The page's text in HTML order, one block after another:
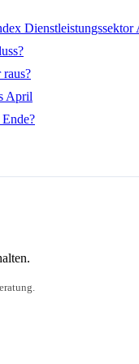
Dienstleistungssektor
April